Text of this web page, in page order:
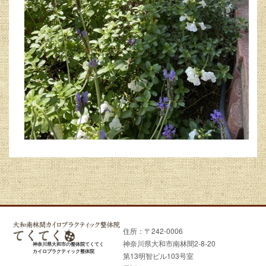
神奈川県大和市の整体院てくてく
カイロプラクティック整体院
住所：〒242-0006
神奈川県大和市南林間2-8-20
第13明智ビル103号室